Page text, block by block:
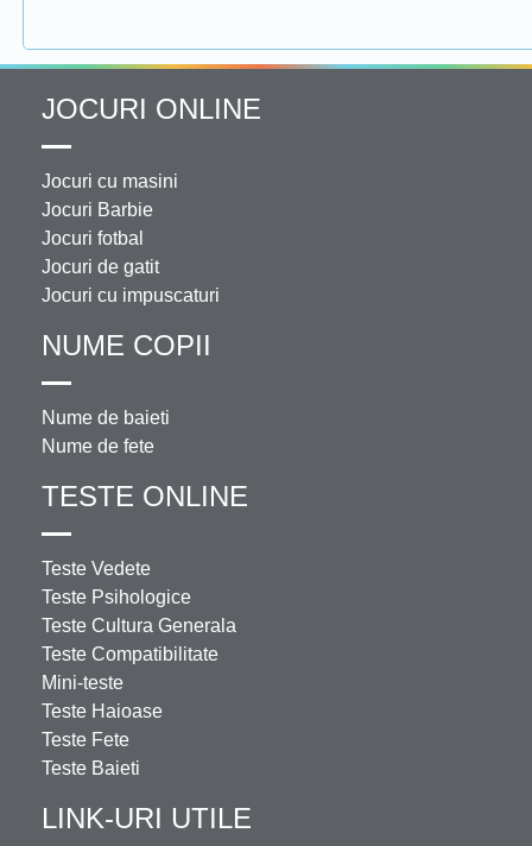
JOCURI ONLINE
Jocuri cu masini
Jocuri Barbie
Jocuri fotbal
Jocuri de gatit
Jocuri cu impuscaturi
NUME COPII
Nume de baieti
Nume de fete
TESTE ONLINE
Teste Vedete
Teste Psihologice
Teste Cultura Generala
Teste Compatibilitate
Mini-teste
Teste Haioase
Teste Fete
Teste Baieti
LINK-URI UTILE